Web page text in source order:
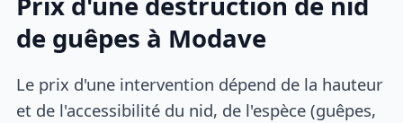
de guêpes à Modave
Le prix d'une intervention dépend de la hauteur
et de l'accessibilité du nid, de l'espèce (guêpes,